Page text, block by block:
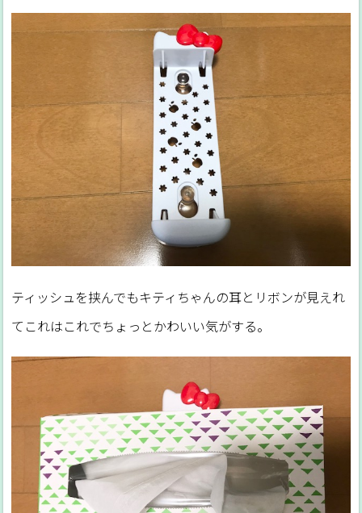
ティッシュを挟んでもキティちゃんの耳とリボンが見えれ
てこれはこれでちょっとかわいい気がする。